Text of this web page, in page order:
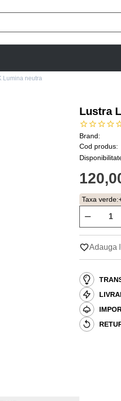
Lumina neutra
Lustra
Brand:
Cod produs:
Taxa verde:
Adauga